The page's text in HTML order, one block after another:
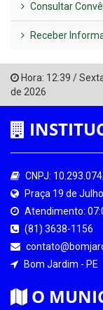
Consultar
Receber
Hora: 12:39 /
de 2026
CNPJ:
Praça 19 de
Atendimento:
(81) 3638-1156
Bom Jardim - PE
O